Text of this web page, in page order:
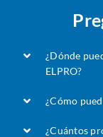
¿Dónde
ELPRO?
¿Cómo
¿Cuántos